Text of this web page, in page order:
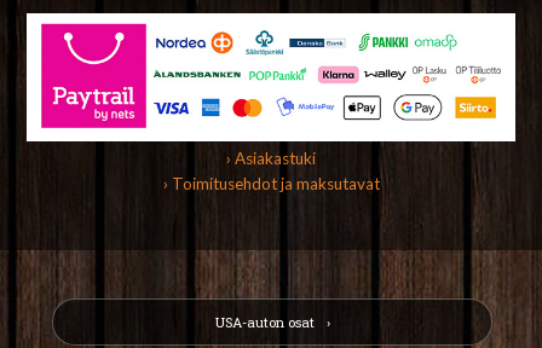
› Asiakastuki
› Toimitusehdot ja maksutavat
USA-auton osat